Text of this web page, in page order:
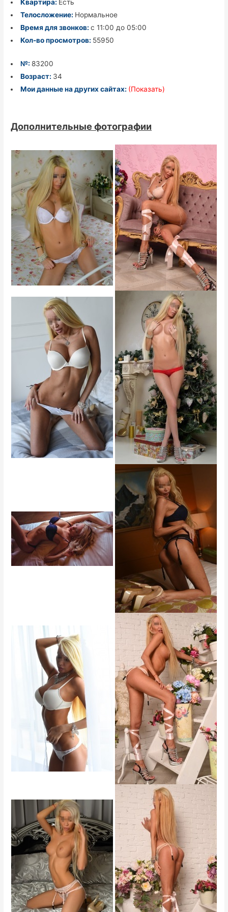
Квартира: Есть
Телосложение: Нормальное
Время для звонков: с 11:00 до 05:00
Кол-во просмотров: 55950
№: 83200
Возраст: 34
Мои данные на других сайтах: (Показать)
Дополнительные фотографии